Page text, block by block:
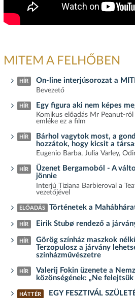
MITEM A FELHŐBEN
HÍR On-line interjúsorozat a
Bevezető
HÍR Egy figura aki nem képes
Komikus előadás Mr Peanut-
emléke ez a film
HÍR
Bárhol vagytok most, a
hozzátok, hogy kicsit a
Eugenio Barba, Julia Varley,
HÍR
Üzenet Bergamoból - A
jönnie
Interjú Tiziana Barbieroval a
vezetőjével
ELŐADÁS Történetek a
HÍR Eirik Stubø rendező a
HÍR
Görög színház maszkok
Terzopulosz a járvány
színházművészetre
HÍR
Valerij Fokin üzenete a
közönségének: „Ne
HÁTTÉR EGY FESZTIVÁL